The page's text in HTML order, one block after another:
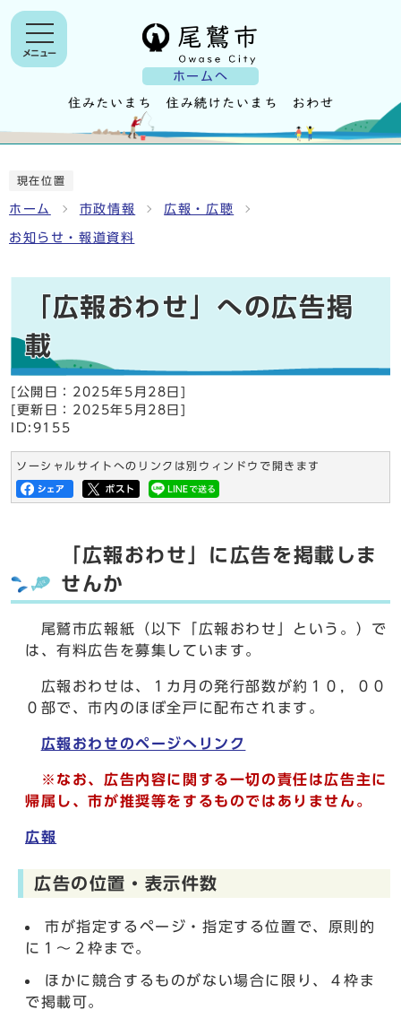
ホームへ
メニュー
現在位置
ホーム 市政情報 広報・広聴
お知らせ・報道資料
「広報おわせ」への広告掲
載
[公開日： 2025年5月28日
[更新日： 2025年5月28日
ID:9155
ソーシャルサイトへのリンクは別ウィンドウで開きます
「広報おわせ」に広告を掲載しま
せんか
尾鷲市広報紙（以下「広報おわせ」という。）で
は、有料広告を募集しています。
広報おわせは、１カ月の発行部数が約１０，００
０部で、市内のほぼ全戸に配布されます。
広報おわせのページへリンク
※なお、広告内容に関する一切の責任は広告主に
帰属し、市が推奨等をするものではありません。
広報
広告の位置・表示件数
市が指定するページ・指定する位置で、原則的
に１～２枠まで。
ほかに競合するものがない場合に限り、４枠ま
で掲載可。